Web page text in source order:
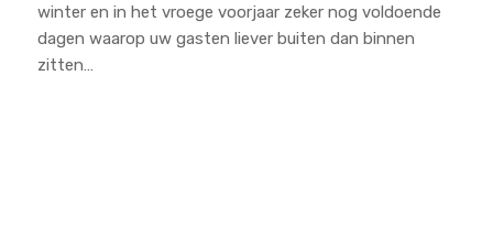
winter en in het vroege voorjaar zeker nog voldoende
dagen waarop uw gasten liever buiten dan binnen
zitten…